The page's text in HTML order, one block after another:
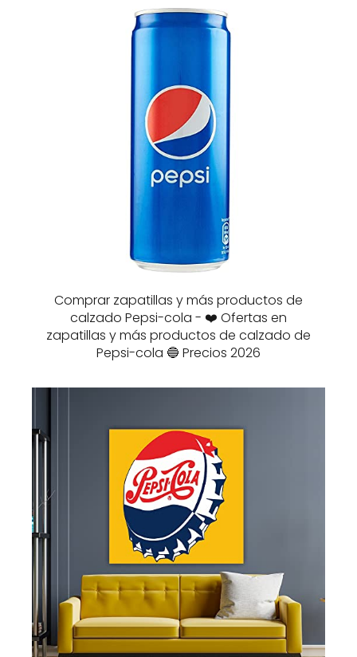
Comprar zapatillas y más productos de
calzado Pepsi-cola - ❤️ Ofertas en
zapatillas y más productos de calzado de
Pepsi-cola 🔵 Precios 2026